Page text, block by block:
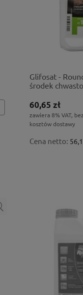
Glifosat -
środek
60,65 zł
zawiera 8% VAT, bez
kosztów dostawy
Cena netto: